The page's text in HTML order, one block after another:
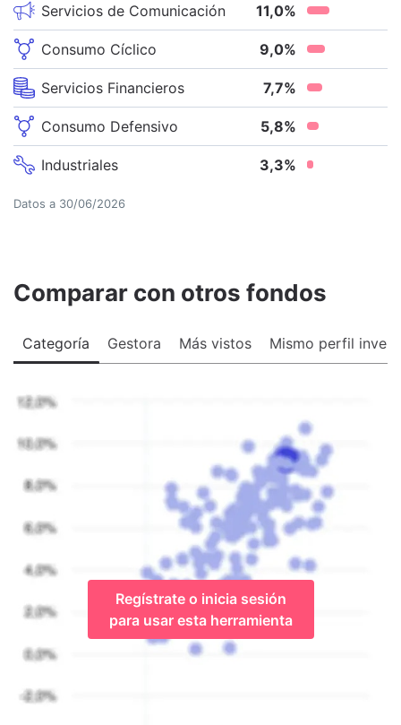
Servicios de Comunicación 11,0%
Consumo Cíclico 9,0%
Servicios Financieros 7,7%
Consumo Defensivo 5,8%
Industriales 3,3%
Datos a 30/06/2026
Comparar con otros fondos
Categoría Gestora Más vistos Mismo perfil
Regístrate o inicia sesión
para usar esta herramienta